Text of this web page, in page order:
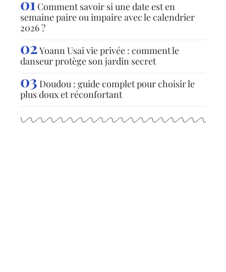
Comment savoir si une date est en
semaine paire ou impaire avec le calendrier
2026 ?
Yoann Usai vie privée : comment le
danseur protège son jardin secret
Doudou : guide complet pour choisir le
plus doux et réconfortant